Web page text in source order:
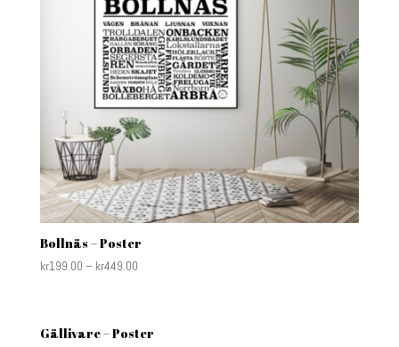
Bollnäs – Poster
kr199.00 – kr449.00
Gällivare – Poster